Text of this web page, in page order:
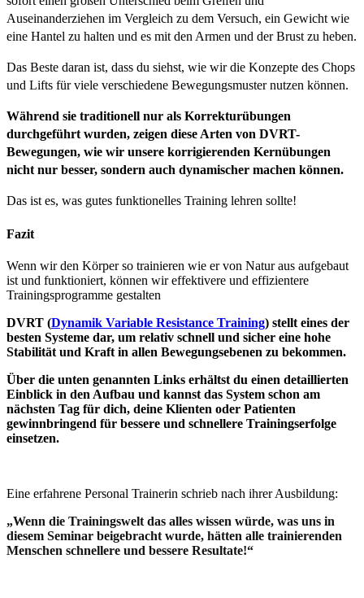
Auseinanderziehen im Vergleich zu dem Versuch, ein Gewicht wie
eine Hantel zu halten und es mit den Armen und der Brust zu heben.
Das Beste daran ist, dass du siehst, wie wir die Konzepte des Chops
und Lifts für viele verschiedene Bewegungsmuster nutzen können.
Während sie traditionell nur als Korrekturübungen
durchgeführt wurden, zeigen diese Arten von DVRT-
Bewegungen, wie wir unsere korrigierenden Kernübungen
nicht nur besser, sondern auch dynamischer machen können.
Das ist es, was gutes funktionelles Training lehren sollte!
Fazit
Wenn wir den Körper so trainieren wie er von Natur aus aufgebaut
ist und funktioniert, können wir effektivere und effizientere
Trainingsprogramme gestalten
DVRT (Dynamik Variable Resistance Training) stellt eines der
besten Systeme dar, um relativ schnell und sicher eine hohe
Stabilität und Kraft in allen Bewegungsebenen zu bekommen.
Über die unten genannten Links erhältst du einen detaillierten
Einblick in den Aufbau und kannst das System schon am
nächsten Tag für dich, deine Klienten oder Patienten
gewinnbringend für bessere und schnellere Trainingserfolge
einsetzen.
Eine erfahrene Personal Trainerin schrieb nach ihrer Ausbildung:
„Wenn die Trainingswelt das alles wissen würde, was uns in
diesem Seminar beigebracht wurde, hätten alle trainierenden
Menschen schnellere und bessere Resultate!“